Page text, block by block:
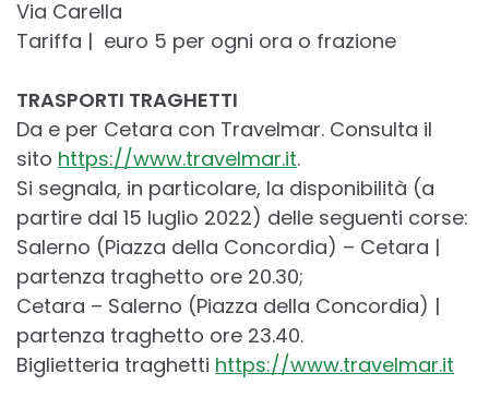
Via Carella
Tariffa | euro 5 per ogni ora o frazione
TRASPORTI TRAGHETTI
Da e per Cetara con Travelmar. Consulta il
sito https://www.travelmar.it.
Si segnala, in particolare, la disponibilità (a
partire dal 15 luglio 2022) delle seguenti corse:
Salerno (Piazza della Concordia) – Cetara |
partenza traghetto ore 20.30;
Cetara – Salerno (Piazza della Concordia) |
partenza traghetto ore 23.40.
Biglietteria traghetti https://www.travelmar.it